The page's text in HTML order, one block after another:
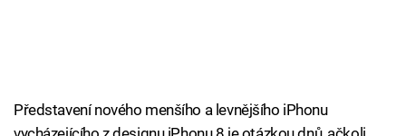
Představení nového menšího a levnějšího iPhonu